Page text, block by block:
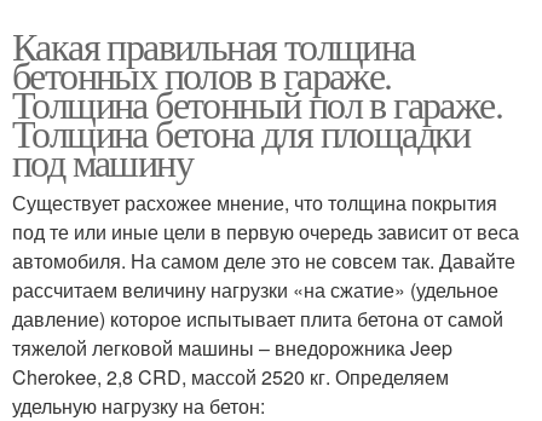
Какая правильная толщина
бетонных полов в гараже.
Толщина бетонный пол в гараже.
Толщина бетона для площадки
под машину
Существует расхожее мнение, что толщина покрытия
под те или иные цели в первую очередь зависит от веса
автомобиля. На самом деле это не совсем так. Давайте
рассчитаем величину нагрузки «на сжатие» (удельное
давление) которое испытывает плита бетона от самой
тяжелой легковой машины – внедорожника Jeep
Cherokee, 2,8 CRD, массой 2520 кг. Определяем
удельную нагрузку на бетон: